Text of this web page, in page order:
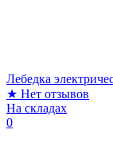
Лебедка
★ Нет отзывов
На складах
0